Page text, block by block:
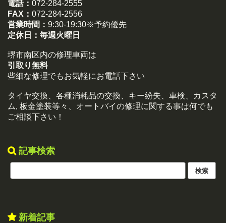
電話： 072-284-2555
FAX： 072-284-2556
営業時間： 9:30-19:30※予約優先
定休日： 毎週火曜日
堺市南区内の修理車両は
引取り無料
些細な修理でもお気軽にお電話下さい
タイヤ交換、各種消耗品の交換、キー紛失、車検、カスタ
ム, 板金塗装等々、オートバイの修理に関する事は何でも
ご相談下さい！
記事検索
新着記事